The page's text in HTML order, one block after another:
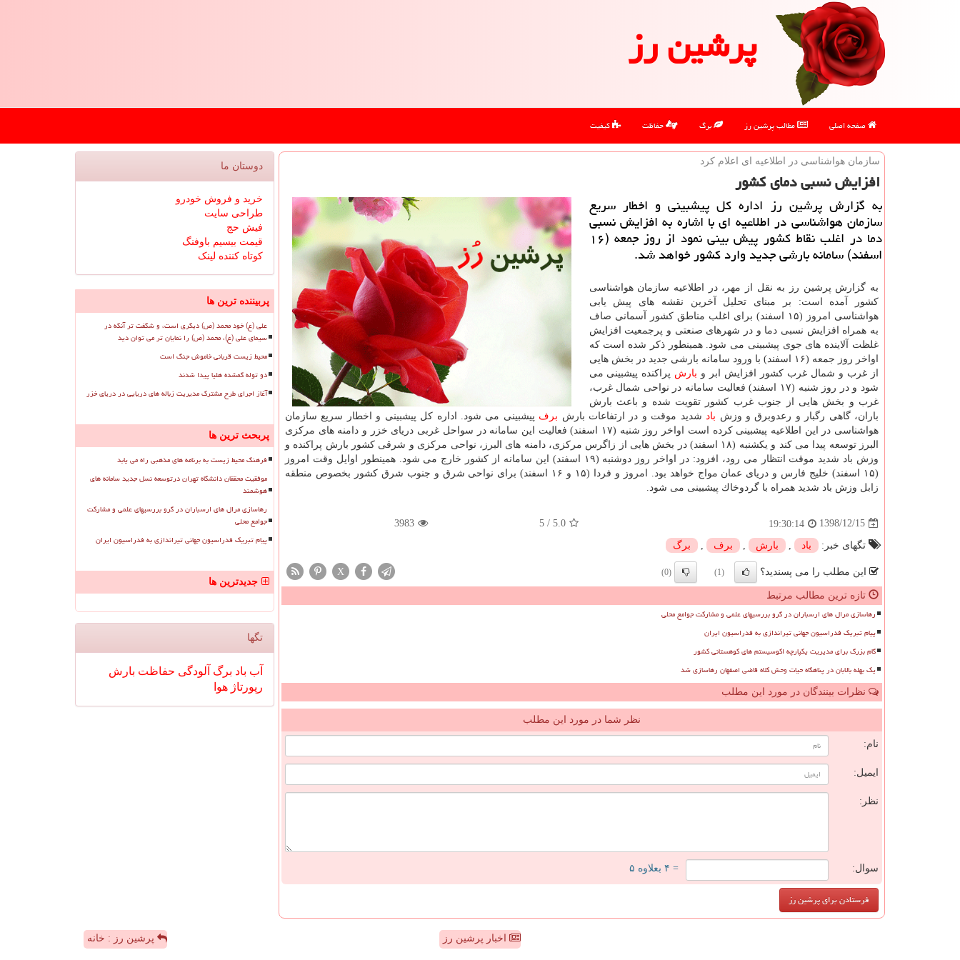
پرشین رز
صفحه اصلی مطالب پرشین رز برگ حفاظت کیفیت
سازمان هواشناسی در اطلاعیه ای اعلام كرد
افزایش نسبی دمای كشور
به گزارش پرشین رز اداره كل پیشبینی و اخطار سریع
سازمان هواشناسی در اطلاعیه ای با اشاره به افزایش نسبی
دما در اغلب نقاط كشور پیش بینی نمود از روز جمعه (۱۶
اسفند) سامانه بارشی جدید وارد كشور خواهد شد.
به گزارش پرشین رز به نقل از مهر، در اطلاعیه سازمان هواشناسی
كشور آمده است: بر مبنای تحلیل آخرین نقشه های پیش یابی
هواشناسی امروز (۱۵ اسفند) برای اغلب مناطق كشور آسمانی صاف
به همراه افزایش نسبی دما و در شهرهای صنعتی و پرجمعیت افزایش
غلظت آلاینده های جوی پیشبینی می شود. همینطور ذكر شده است كه
اواخر روز جمعه (۱۶ اسفند) با ورود سامانه بارشی جدید در بخش هایی
از غرب و شمال غرب كشور افزایش ابر و بارش پراكنده پیشبینی می
شود و در روز شنبه (۱۷ اسفند) فعالیت سامانه در نواحی شمال غرب،
غرب و بخش هایی از جنوب غرب كشور تقویت شده و باعث بارش
باران، گاهی رگبار و رعدوبرق و وزش بادشدید موقت و در ارتفاعات بارش برف پیشبینی می شود. اداره كل پیشبینی و اخطار سریع سازمان
هواشناسی در این اطلاعیه پیشبینی كرده است اواخر روز شنبه (۱۷ اسفند) فعالیت این سامانه در سواحل غربی دریای خزر و دامنه های مركزی
البرز توسعه پیدا می كند و یكشنبه (۱۸ اسفند) در بخش هایی از زاگرس مركزی، دامنه های البرز، نواحی مركزی و شرقی كشور بارش پراكنده و
وزش باد شدید موقت انتظار می رود، افزود: در اواخر روز دوشنبه (۱۹ اسفند) این سامانه از كشور خارج می شود. همینطور اوایل وقت امروز
(۱۵ اسفند) خلیج فارس و دریای عمان مواج خواهد بود. امروز و فردا (۱۵ و ۱۶ اسفند) برای نواحی شرق و جنوب شرق كشور بخصوص منطقه
زابل وزش باد شدید همراه با گردوخاك پیشبینی می شود.
1398/12/15
19:30:14
5.0
/
5
3983
تگهای خبر: باد بارش برف برگ
این مطلب را می پسندید؟ (1)
(0)
X
تازه ترین مطالب مرتبط
رهاسازی مرال های ارسباران در گرو بررسیهای علمی و مشارکت جوامع محلی
پیام تبریک فدراسیون جهانی تیراندازی به فدراسیون ایران
گام بزرگ برای مدیریت یکپارچه اکوسیستم های کوهستانی کشور
یک بهله بالابان در پناهگاه حیات وحش کلاه قاضی اصفهان رهاسازی شد
نظرات بینندگان در مورد این مطلب
نظر شما در مورد این مطلب
نام:
ایمیل:
نظر:
سوال: = ۴ بعلاوه ۵
دوستان ما
خرید و فروش خودرو
طراحی سایت
فیش حج
قیمت بیسیم باوفنگ
کوتاه کننده لینک
پربیننده ترین ها
علی (ع) خود محمد (ص) دیگری است، و شگفت تر آنکه در
سیمای علی (ع)، محمد (ص) را نمایان تر می توان دید
محیط زیست قربانی خاموش جنگ است
دو توله گمشده هلیا پیدا شدند
آغاز اجرای طرح مشترک مدیریت زباله های دریایی در دریای خزر
پربحث ترین ها
فرهنگ محیط زیست به برنامه های مذهبی راه می یابد
موفقیت محققان دانشگاه تهران درتوسعه نسل جدید سامانه های
هوشمند
رهاسازی مرال های ارسباران در گرو بررسیهای علمی و مشارکت
جوامع محلی
پیام تبریک فدراسیون جهانی تیراندازی به فدراسیون ایران
جدیدترین ها
تگها
آب باد برگ آلودگی حفاظت بارش
رپورتاژ هوا
اخبار پرشین رز پرشین رز : خانه